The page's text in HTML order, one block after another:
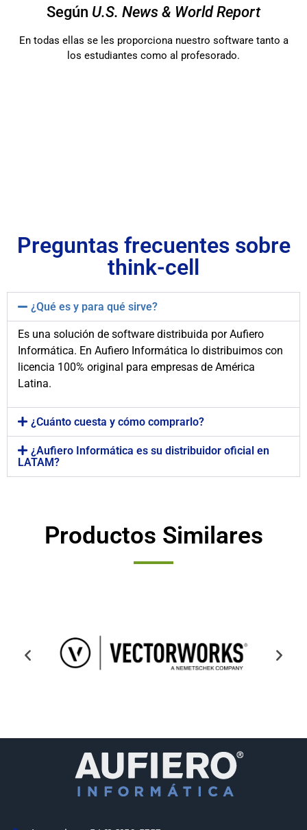
Según U.S. News & World Report
En todas ellas se les proporciona nuestro software tanto a
los estudiantes como al profesorado.
Preguntas frecuentes sobre
think-cell
¿Qué es y para qué sirve?
Es una solución de software distribuida por Aufiero
Informática. En Aufiero Informática lo distribuimos con
licencia 100% original para empresas de América
Latina.
¿Cuánto cuesta y cómo comprarlo?
¿Aufiero Informática es su distribuidor oficial​ en
LATAM?
Productos Similares